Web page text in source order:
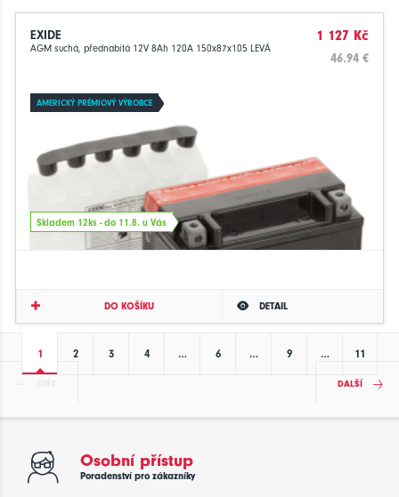
EXIDE
AGM suchá, přednabitá 12V 8Ah 120A 150x87x105 LEVÁ
1 127 Kč
46.94 €
AMERICKÝ PRÉMIOVÝ VÝROBCE
Skladem 12ks - do 11.8. u Vás
DO KOŠÍKU DETAIL
1 2 3 4 … 6 … 9 … 11
DALŠÍ
Osobní přístup
Poradenství pro zákazníky